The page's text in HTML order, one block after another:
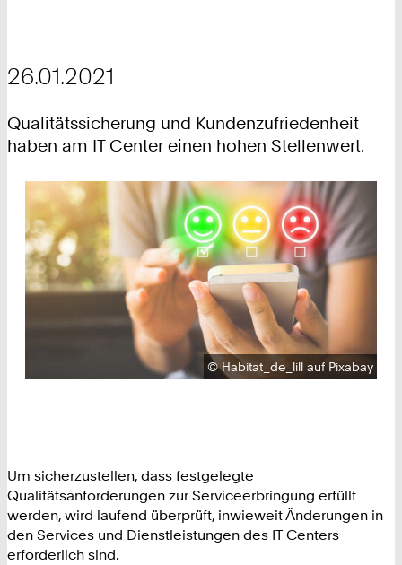
26.01.2021
Qualitätssicherung und Kundenzufriedenheit
haben am IT Center einen hohen Stellenwert.
Urheberrecht:
©Habitat_de_lill auf Pixabay
Um sicherzustellen, dass festgelegte
Qualitätsanforderungen zur Serviceerbringung erfüllt
werden, wird laufend überprüft, inwieweit Änderungen in
den Services und Dienstleistungen des IT Centers
erforderlich sind.